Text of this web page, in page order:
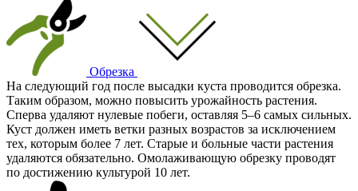
Обрезка
На следующий год после высадки куста проводится обрезка.
Таким образом, можно повысить урожайность растения.
Сперва удаляют нулевые побеги, оставляя 5–6 самых сильных.
Куст должен иметь ветки разных возрастов за исключением
тех, которым более 7 лет. Старые и больные части растения
удаляются обязательно. Омолаживающую обрезку проводят
по достижению культурой 10 лет.